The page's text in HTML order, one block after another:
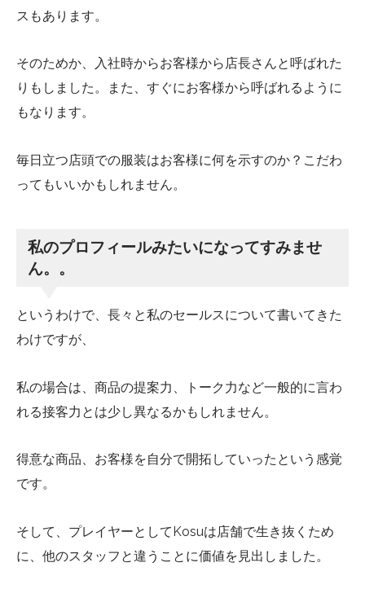
スもあります。
そのためか、入社時からお客様から店長さんと呼ばれた
りもしました。また、すぐにお客様から呼ばれるように
もなります。
毎日立つ店頭での服装はお客様に何を示すのか？こだわ
ってもいいかもしれません。
私のプロフィールみたいになってすみませ
ん。。
というわけで、長々と私のセールスについて書いてきた
わけですが、
私の場合は、商品の提案力、トーク力など一般的に言わ
れる接客力とは少し異なるかもしれません。
得意な商品、お客様を自分で開拓していったという感覚
です。
そして、プレイヤーとしてKosuは店舗で生き抜くため
に、他のスタッフと違うことに価値を見出しました。